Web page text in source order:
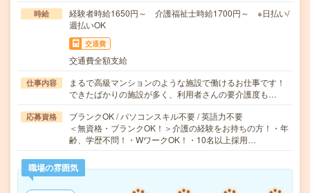
時給
経験者時給1650円～ 介護福祉士時給1700円～ ※日払い/
週払いOK
交通費
交通費全額支給
仕事内容
まるで高級マンションのような施設で働けるお仕事です！
できたばかりの施設が多く、利用者さんの要介護度も…
応募資格
ブランクOK / パソコンスキル不要 / 英語力不要
＜無資格・ブランクOK！＞介護の経験をお持ちの方！・年
齢、学歴不問！・WワークOK！・10名以上採用…
職場の雰囲気